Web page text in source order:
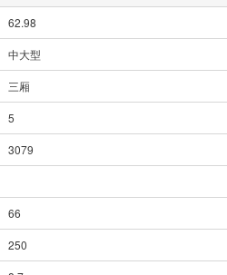
62.98
中大型
三厢
5
3079
66
250